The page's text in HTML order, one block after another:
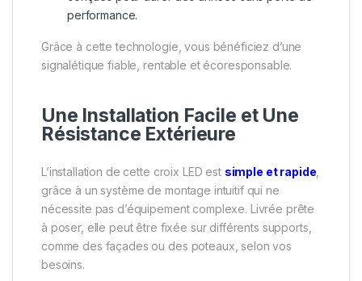
performance.
Grâce à cette technologie, vous bénéficiez d’une
signalétique fiable, rentable et écoresponsable.
Une Installation Facile et Une
Résistance Extérieure
L’installation de cette croix LED est simple et rapide
grâce à un système de montage intuitif qui ne
nécessite pas d’équipement complexe. Livrée prête
à poser, elle peut être fixée sur différents supports,
comme des façades ou des poteaux, selon vos
besoins.